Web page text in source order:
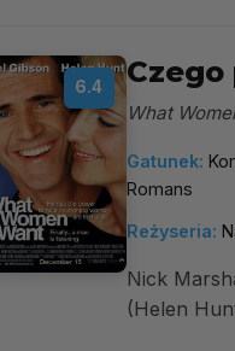
6.4
What
Gatunek:
Romans
Reżyseria:
Nick
(Helen